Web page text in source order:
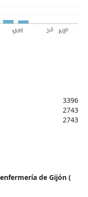
3396
2743
2743
de Gijón (